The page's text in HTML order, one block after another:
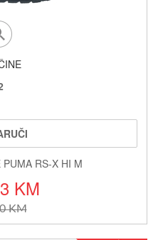
RS-X HI M
KM
KM